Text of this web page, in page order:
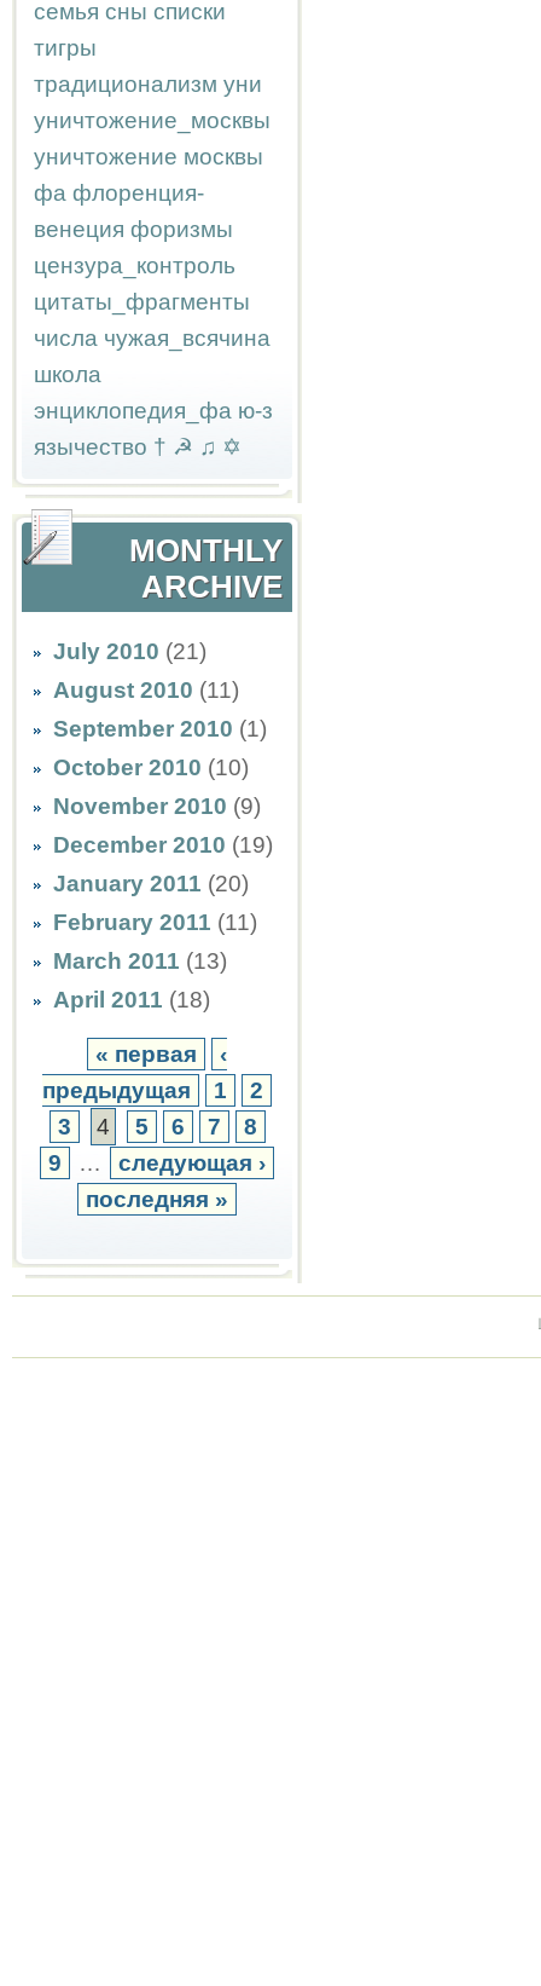
семья сны списки
тигры
традиционализм уни
уничтожение_москвы
уничтожение москвы
фа флоренция-
венеция форизмы
цензура_контроль
цитаты_фрагменты
числа чужая_всячина
школа
энциклопедия_фа ю-з
язычество † ☭ ♫ ✡
MONTHLY
ARCHIVE
July 2010 (21)
August 2010 (11)
September 2010 (1)
October 2010 (10)
November 2010 (9)
December 2010 (19)
January 2011 (20)
February 2011 (11)
March 2011 (13)
April 2011 (18)
« первая
‹
предыдущая
1
2
3
4 5 6 7
8
9
…
следующая ›
последняя »